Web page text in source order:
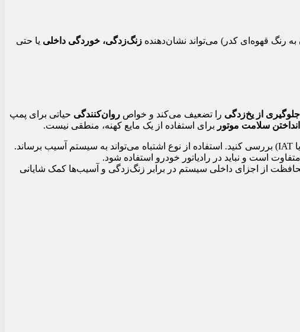
رنگ قهوه‌ای کدر) می‌تواند نشان‌دهنده زنگ‌زدگی، خوردگی داخلی یا حتی
از یخ‌زدگی را تضعیف می‌کند و خواص روان‌کنندگی حیاتی برای پمپ
سلامت موتور برای استفاده از یک مایع کهنه، منطقی نیست.
است و نباید در رادیاتور خودرو استفاده شود.
از اجزای داخلی سیستم در برابر زنگ‌زدگی و آسیب‌ها کمک شایانی